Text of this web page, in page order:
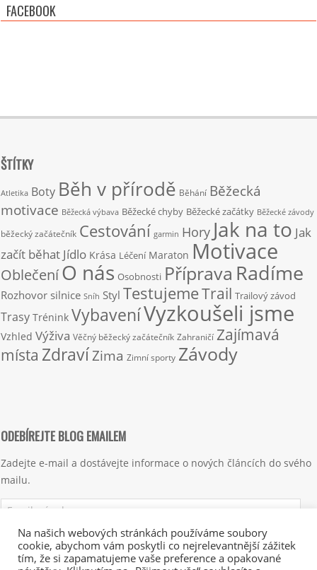
FACEBOOK
ŠTÍTKY
Atletika Boty Běh v přírodě Běhání Běžecká
motivace Běžecká výbava Běžecké chyby Běžecké začátky Běžecké závody
běžecký začátečník Cestování garmin Hory Jak na to Jak
začít běhat Jídlo Krása Léčení Maraton Motivace
OblečeníO nás Osobnosti Příprava Radíme
Rozhovor silnice Sníh Styl TestujemeTrail Trailový závod
Trasy Trénink VybaveníVyzkoušeli jsme
Vzhled Výživa Věčný běžecký začátečník Zahraničí Zajímavá
místa ZdravíZima Zimní sporty Závody
ODEBÍREJTE BLOG EMAILEM
Zadejte e-mail a dostávejte informace o nových článcích do svého
mailu.
Emailová
Přihlásit se k odběru
Na našich webových stránkách používáme soubory
cookie, abychom vám poskytli co nejrelevantnější zážitek
tím, že si zapamatujeme vaše preference a opakované